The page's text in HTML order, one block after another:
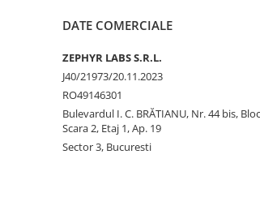
DATE COMERCIALE
ZEPHYR LABS S.R.L.
J40/21973/20.11.2023
RO49146301
Bulevardul I. C. BRĂTIANU, Nr. 44 bis,
Scara 2, Etaj 1, Ap. 19
Sector 3, Bucuresti